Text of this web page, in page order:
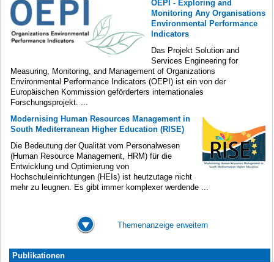
OEPI - Exploring and
Monitoring Any Organisations
Environmental Performance
Indicators
Das Projekt Solution and
Services Engineering for
Measuring, Monitoring, and Management of Organizations
Environmental Performance Indicators (OEPI) ist ein von der
Europäischen Kommission geförderters internationales
Forschungsprojekt. ...
Modernising Human Resources Management in
South Mediterranean Higher Education (RISE)
Die Bedeutung der Qualität vom Personalwesen
(Human Resource Management, HRM) für die
Entwicklung und Optimierung von
Hochschuleinrichtungen (HEIs) ist heutzutage nicht
mehr zu leugnen. Es gibt immer komplexer werdende ...
Themenanzeige erweitern
Publikationen